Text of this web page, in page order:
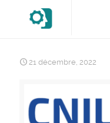
21 décembre, 2022